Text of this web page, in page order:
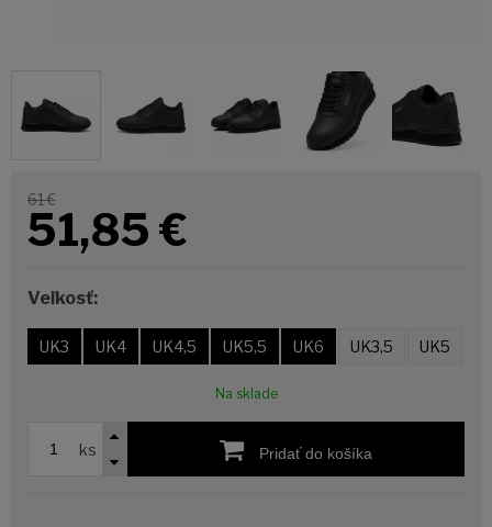
61 €
51,85 €
Veľkosť:
UK3 UK4 UK4,5 UK5,5 UK6 UK3,5 UK5
Na sklade
ks Pridať do košíka